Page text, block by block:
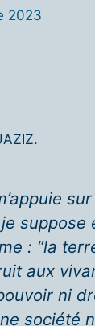
2023
suppose
: “la
aux
ni
société